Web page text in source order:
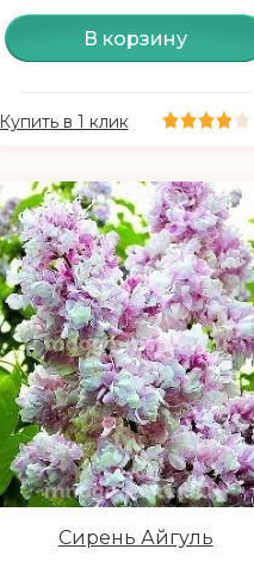
В корзину
Купить в 1 клик
Сирень Айгуль